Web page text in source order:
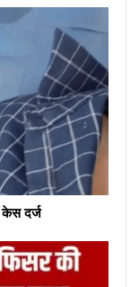
केस दर्ज